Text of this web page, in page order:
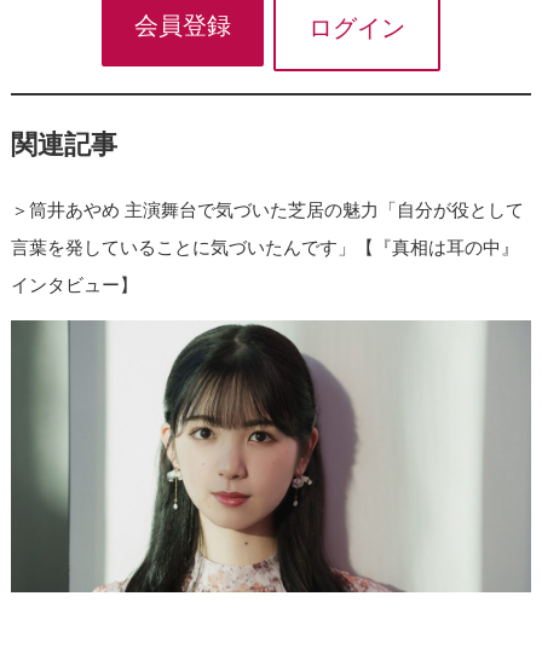
会員登録 ログイン
関連記事
＞筒井あやめ 主演舞台で気づいた芝居の魅力「自分が役として
言葉を発していることに気づいたんです」【『真相は耳の中』
インタビュー】